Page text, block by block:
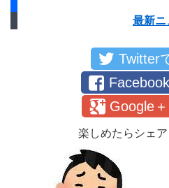
最新ニ
Twitter
Google
楽しめたらシェア